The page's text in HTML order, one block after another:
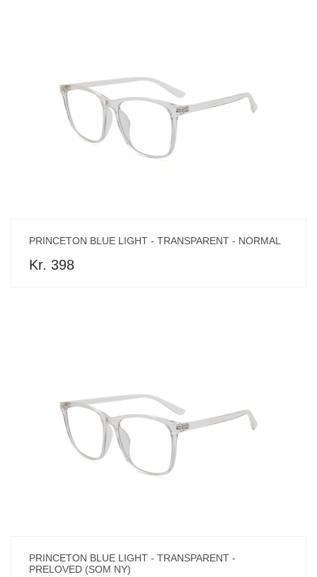
PRINCETON BLUE LIGHT - TRANSPARENT - NORMAL
Kr. 398
PRINCETON BLUE LIGHT - TRANSPARENT -
PRELOVED (SOM NY)